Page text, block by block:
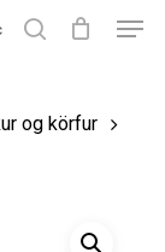
Loka
og körfur